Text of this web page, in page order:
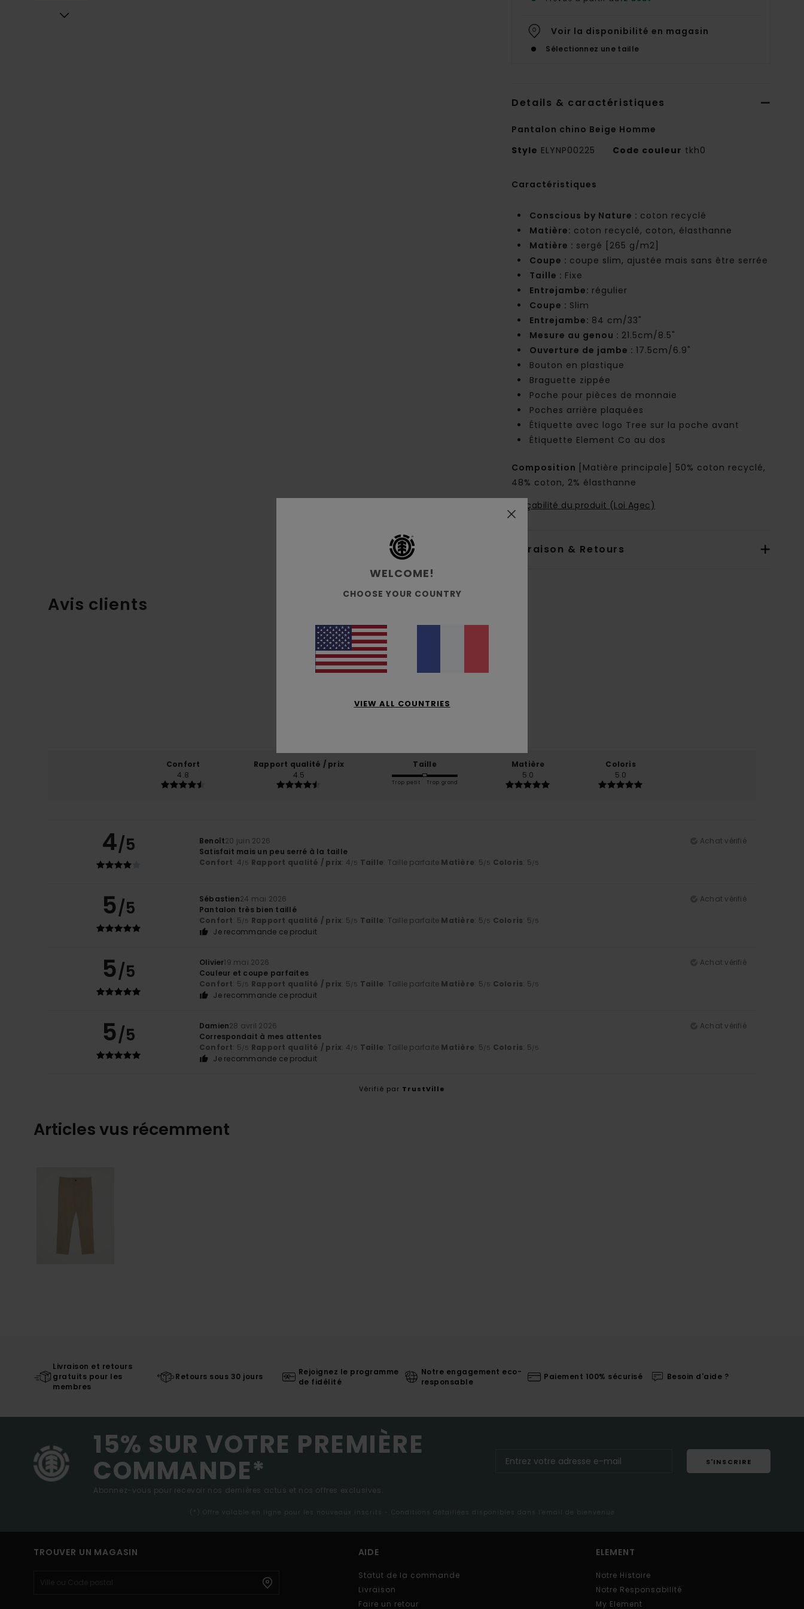
Voir la disponibilité en magasin
Sélectionnez une taille
Details & caractéristiques
Pantalon chino Beige Homme
Style ELYNP00225 Code couleur tkh0
Caractéristiques
Conscious by Nature : coton recyclé
Matière: coton recyclé, coton, élasthanne
Matière : sergé [265 g/m2]
Coupe : coupe slim, ajustée mais sans être serrée
Taille : Fixe
Entrejambe: régulier
Coupe : Slim
Entrejambe: 84 cm/33"
Mesure au genou : 21.5cm/8.5"
Ouverture de jambe :17.5cm/6.9"
Bouton en plastique
Braguette zippée
Poche pour pièces de monnaie
Poches arrière plaquées
Étiquette avec logo Tree sur la poche avant
Étiquette Element Co au dos
Composition
[Matière principale] 50% coton recyclé,
48% coton, 2% élasthanne
Traçabilité du produit (Loi Agec)
Livraison & Retours
Avis clients
Note moyenne
4.8
Confort
4.8
Rapport qualité / prix
4.5
Taille
Trop petit Trop grand
Matière
5.0
Coloris
5.0
4/5 Benoît20 juin 2026
Achat vérifié
Satisfait mais un peu serré à la taille
Confort: 4/5 Rapport qualité / prix: 4/5 Taille: Taille parfaite Matière: 5/5 Coloris: 5/5
5/5 Sébastien24 mai 2026
Achat vérifié
Pantalon très bien taillé
Confort: 5/5 Rapport qualité / prix: 5/5 Taille: Taille parfaite Matière: 5/5 Coloris: 5/5
Je recommande ce produit
5/5 Olivier19 mai 2026
Achat vérifié
Couleur et coupe parfaites
Confort: 5/5 Rapport qualité / prix: 5/5 Taille: Taille parfaite Matière: 5/5 Coloris: 5/5
Je recommande ce produit
5/5 Damien28 avril 2026
Achat vérifié
Correspondait à mes attentes
Confort: 5/5 Rapport qualité / prix: 4/5 Taille: Taille parfaite Matière: 5/5 Coloris: 5/5
Je recommande ce produit
Vérifié par TrustVille
Articles vus récemment
Livraison et retours
gratuits pour les
membres
Retours sous 30 jours
Rejoignez le programme
de fidélité
Notre engagement eco-
responsable
Paiement 100% sécurisé Besoin d'aide ?
15% SUR VOTRE PREMIÈRE
COMMANDE*
Abonnez-vous pour recevoir nos dernières actus et nos offres exclusives.
S'INSCRIRE
(*) Offre valable en ligne pour les nouveaux inscrits - Conditions détaillées disponibles dans l'email de bienvenue
TROUVER UN MAGASIN AIDE
Statut de la commande
Livraison
Faire un retour
ELEMENT
Notre Histoire
Notre Responsabilité
My Element
WELCOME!
CHOOSE YOUR COUNTRY
VIEW ALL COUNTRIES